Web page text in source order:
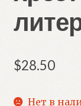
$28.50
Нет в